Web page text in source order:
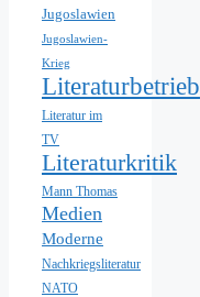
Jugoslawien
Jugoslawien-
Krieg
Literaturbetrieb
Literatur im
TV
Literaturkritik
Mann Thomas
Medien
Moderne
Nachkriegsliteratur
NATO